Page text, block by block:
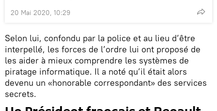
20 Mai 2020, 10:29
Selon lui, confondu par la police et au lieu d’être
interpellé, les forces de l’ordre lui ont proposé de
les aider à mieux comprendre les systèmes de
piratage informatique. Il a noté qu’il était alors
devenu un «honorable correspondant» des services
secrets.